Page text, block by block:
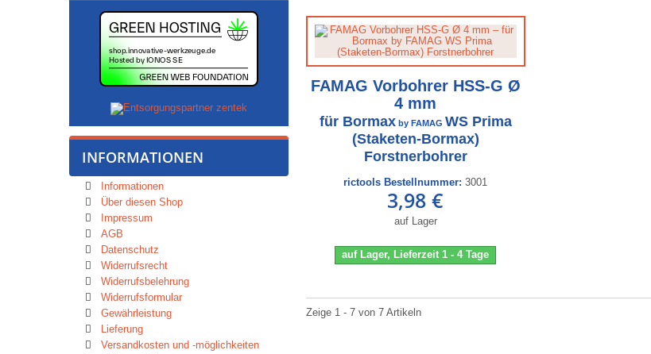
INFORMATIONEN
Informationen
Über diesen Shop
Impressum
AGB
Datenschutz
Widerrufsrecht
Widerrufsbelehrung
Widerrufsformular
Gewährleistung
Lieferung
Versandkosten und -möglichkeiten
FAMAG Vorbohrer HSS-G Ø
4 mm
für Bormax by FAMAG WS Prima
(Staketen-Bormax)
Forstnerbohrer
rictools Bestellnummer:3001
3,98 €
auf Lager
auf Lager, Lieferzeit 1 - 4 Tage
Zeige 1 - 7 von 7 Artikeln